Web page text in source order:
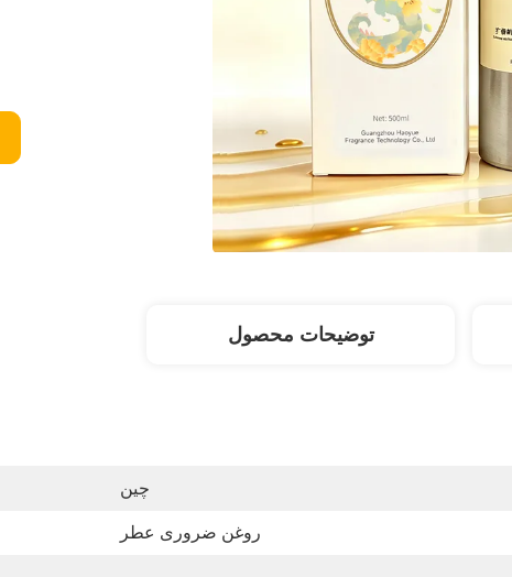
توضیحات محصول
چین
روغن ضروری عطر